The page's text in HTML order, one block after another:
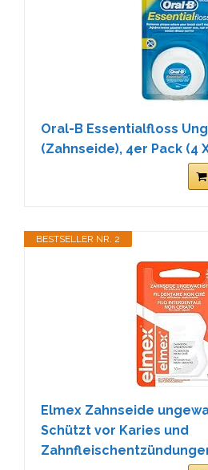
Oral-B Essentialfloss
(Zahnseide), 4er Pack (4
BESTSELLER NR. 2
Elmex Zahnseide
Schützt vor Karies und